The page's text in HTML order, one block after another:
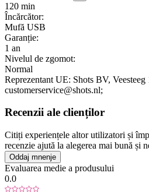
120 min
Încărcător:
Mufă USB
Garanție:
1 an
Nivelul de zgomot:
Normal
Reprezentant UE: Shots BV, Veesteeg
customerservice@shots.nl;
Recenzii ale clienților
Citiți experiențele altor utilizatori și
recenzie ajută la alegerea mai bună și
Oddaj mnenje
Evaluarea medie a produsului
0.0